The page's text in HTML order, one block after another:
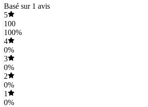
Basé sur 1 avis
5
100
100%
4
0%
3
0%
2
0%
1
0%